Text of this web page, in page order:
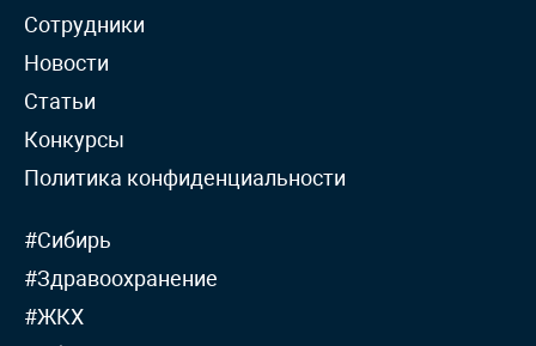
Сотрудники
Новости
Статьи
Конкурсы
Политика конфиденциальности
#Сибирь
#Здравоохранение
#ЖКХ